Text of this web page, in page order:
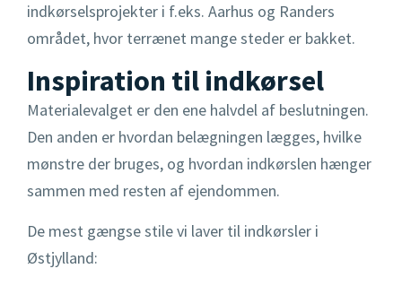
indkørselsprojekter i f.eks. Aarhus og Randers
området, hvor terrænet mange steder er bakket.
Inspiration til indkørsel
Materialevalget er den ene halvdel af beslutningen.
Den anden er hvordan belægningen lægges, hvilke
mønstre der bruges, og hvordan indkørslen hænger
sammen med resten af ejendommen.
De mest gængse stile vi laver til indkørsler i
Østjylland: